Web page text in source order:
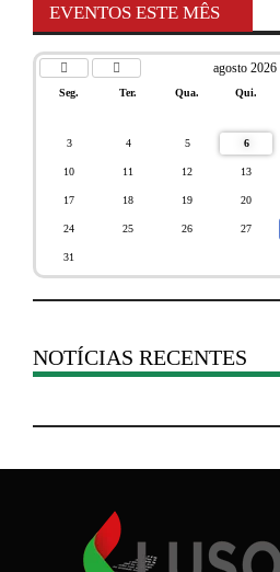
EVENTOS ESTE MÊS
agosto 2026
Seg. Ter. Qua. Qui.
3 4 5 6
10 11 12 13
17 18 19 20
24 25 26 27
31
NOTÍCIAS RECENTES